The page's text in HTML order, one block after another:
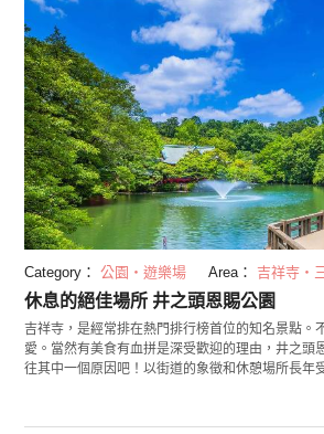
Category： 公園・遊樂場 Area： 吉祥寺・
休息的絕佳場所 井之頭恩賜公園
吉祥寺，是經常排在熱門排行榜首位的知名景點。
愛。當然有美食有血拼是深受歡迎的理由，井之頭
往其中一個原因吧！以街道的象徵和休憩場所長年